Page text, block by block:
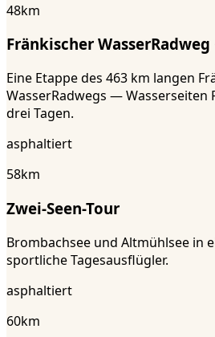
48km
Fränkischer WasserRadweg
Eine Etappe des 463 km langen
WasserRadwegs — Wasserseiten
drei Tagen.
asphaltiert
58km
Zwei-Seen-Tour
Brombachsee und Altmühlsee in
sportliche Tagesausflügler.
asphaltiert
60km